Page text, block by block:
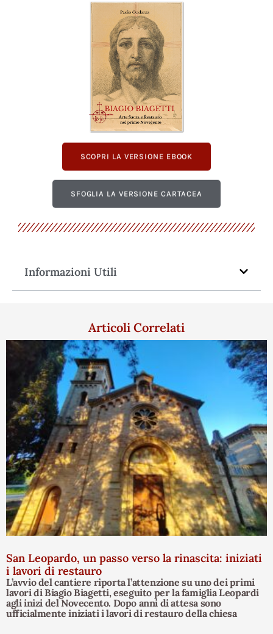
SCOPRI LA VERSIONE EBOOK
SFOGLIA LA VERSIONE CARTACEA
Informazioni Utili
Articoli Correlati
San Leopardo, un passo verso la rinascita: iniziati
i lavori di restauro
L’avvio del cantiere riporta l’attenzione su uno dei primi
lavori di Biagio Biagetti, eseguito per la famiglia Leopardi
agli inizi del Novecento. Dopo anni di attesa sono
ufficialmente iniziati i lavori di restauro della chiesa